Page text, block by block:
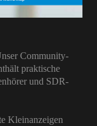
Community-
praktische
und SDR-
Kleinanzeigen